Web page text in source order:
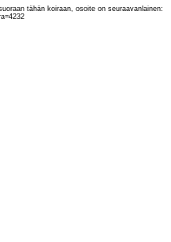
tähän koiraan, osoite on seuraavanlainen: